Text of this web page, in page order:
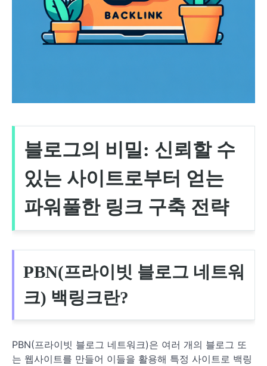
블로그의 비밀: 신뢰할 수
있는 사이트로부터 얻는
파워풀한 링크 구축 전략
PBN(프라이빗 블로그 네트워
크) 백링크란?
PBN(프라이빗 블로그 네트워크)은 여러 개의 블로그 또
는 웹사이트를 만들어 이들을 활용해 특정 사이트로 백링